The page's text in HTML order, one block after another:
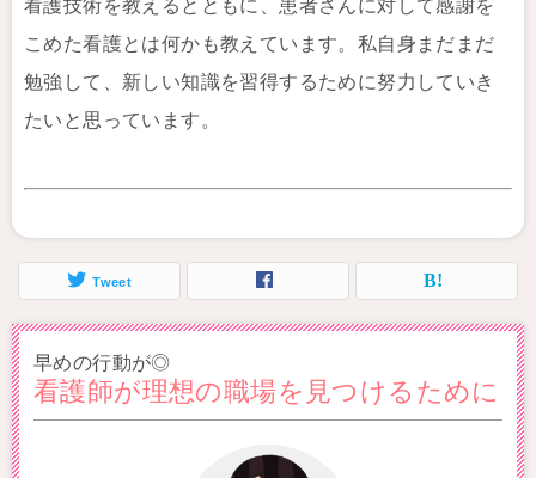
看護技術を教えるとともに、患者さんに対して感謝を
こめた看護とは何かも教えています。私自身まだまだ
勉強して、新しい知識を習得するために努力していき
たいと思っています。
Tweet
早めの行動が◎
看護師が理想の職場を見つけるために